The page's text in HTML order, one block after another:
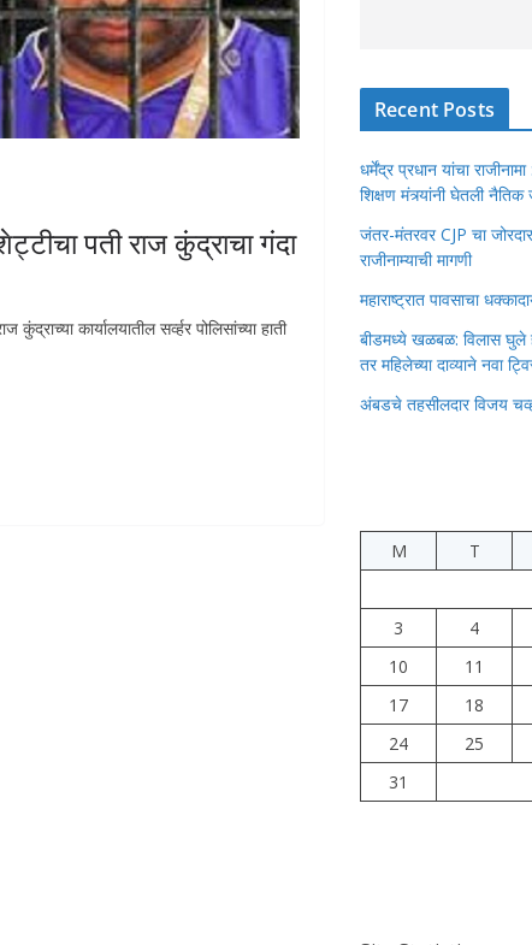
पती राज कुंद्राचा गंदा
कार्यालयातील सर्व्हर पोलिसांच्या हाती
Recent Posts
धर्मेंद्र प्रधान यांचा
शिक्षण मंत्र्यांनी घेतली नैतिक
जंतर-मंतरवर CJP चा
राजीनाम्याची मागणी
महाराष्ट्रात पावसाचा
बीडमध्ये खळबळ: विलास घुले
तर महिलेच्या दाव्याने नवा
अंबडचे तहसीलदार विजय
M
T
3
4
10
11
17
18
24
25
31